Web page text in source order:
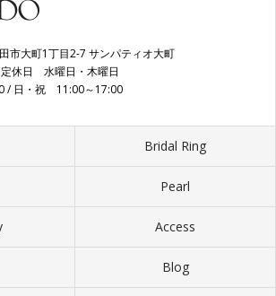
市大町1丁目2-7 サンパティオ大町
定休日 水曜日・木曜日
/ 日・祝 11:00～17:00
Bridal Ring
Pearl
Access
Blog